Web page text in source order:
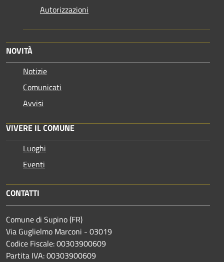
Autorizzazioni
NOVITÀ
Notizie
Comunicati
Avvisi
VIVERE IL COMUNE
Luoghi
Eventi
CONTATTI
Comune di Supino (FR)
Via Guglielmo Marconi - 03019
Codice Fiscale: 00303900609
Partita IVA: 00303900609